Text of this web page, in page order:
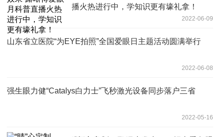
播火热进行中，学知识更有壕礼拿！
2022-06-09
山东省立医院“为EYE拍照”全国爱眼日主题活动圆满举行
2022-06-08
强生眼力健“Catalys白力士”飞秒激光设备同步落户三省
2022-05-16